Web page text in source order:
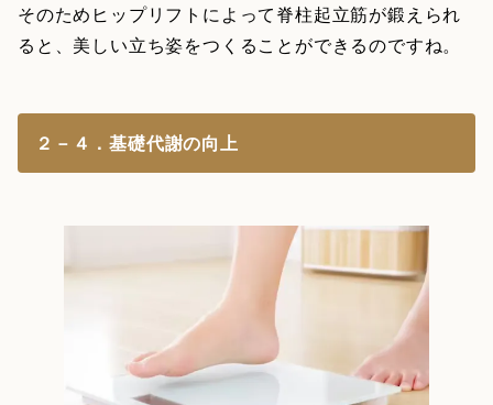
そのためヒップリフトによって脊柱起立筋が鍛えられ
ると、美しい立ち姿をつくることができるのですね。
２－４．基礎代謝の向上